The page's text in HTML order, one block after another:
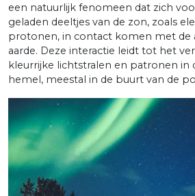
een natuurlijk fenomeen dat zich
geladen deeltjes van de zon, zoals
protonen, in contact komen met de
aarde. Deze interactie leidt tot het
kleurrijke lichtstralen en patronen in
hemel, meestal in de buurt van de